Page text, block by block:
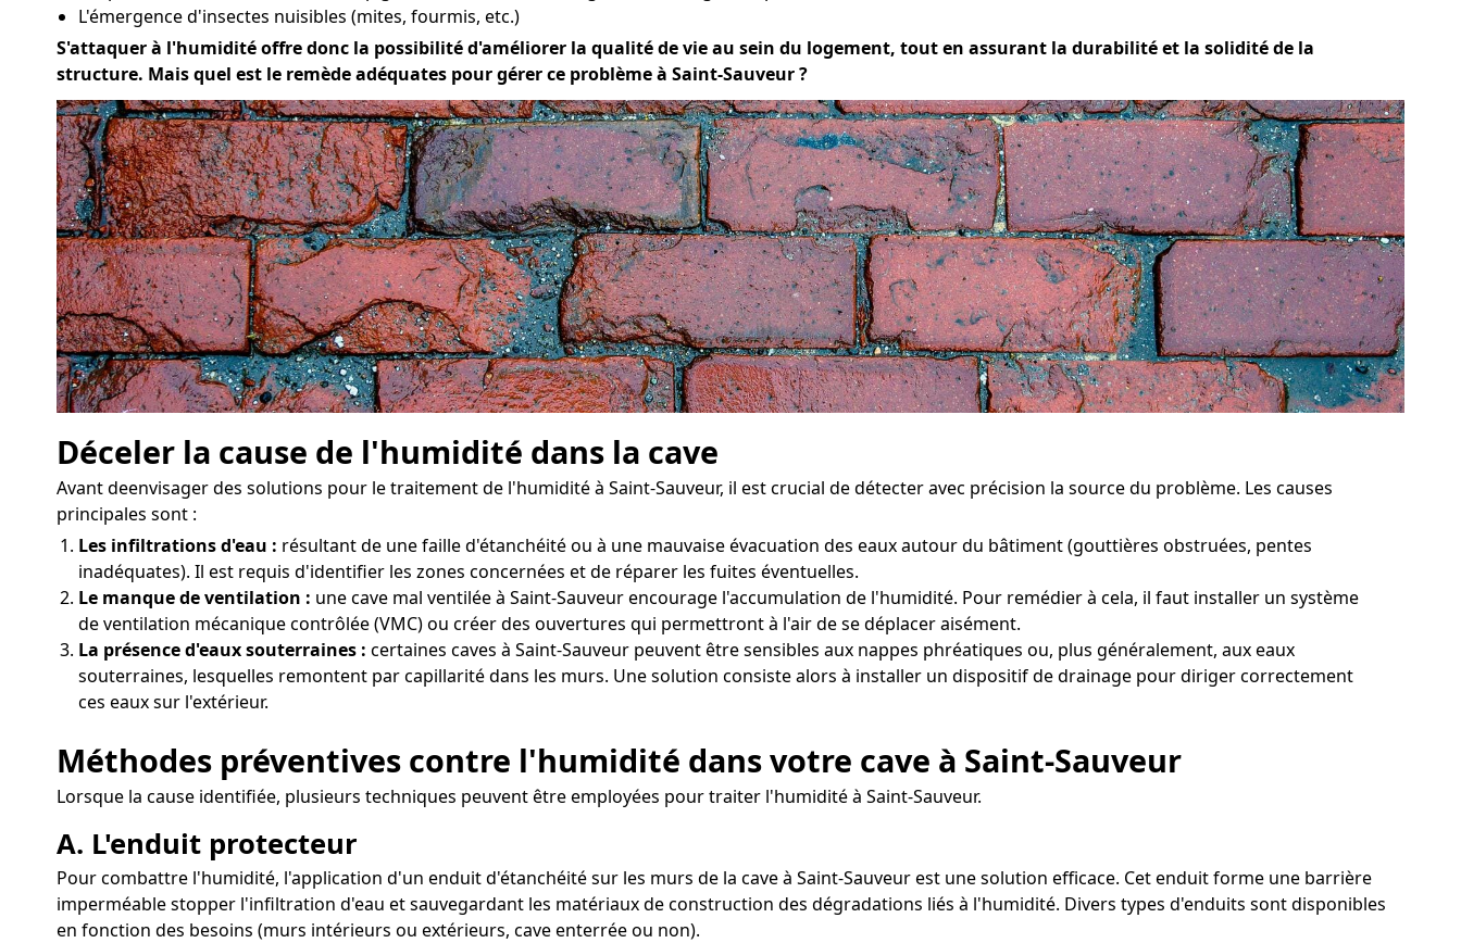
L'émergence d'insectes nuisibles (mites, fourmis, etc.)
S'attaquer à l'humidité offre donc la possibilité d'améliorer la qualité de vie au sein du logement, tout en assurant la durabilité et la solidité de la
structure. Mais quel est le remède adéquates pour gérer ce problème à Saint-Sauveur ?
Déceler la cause de l'humidité dans la cave
Avant deenvisager des solutions pour le traitement de l'humidité à Saint-Sauveur, il est crucial de détecter avec précision la source du problème. Les causes
principales sont :
Les infiltrations d'eau : résultant de une faille d'étanchéité ou à une mauvaise évacuation des eaux autour du bâtiment (gouttières obstruées, pentes
inadéquates). Il est requis d'identifier les zones concernées et de réparer les fuites éventuelles.
Le manque de ventilation : une cave mal ventilée à Saint-Sauveur encourage l'accumulation de l'humidité. Pour remédier à cela, il faut installer un système
de ventilation mécanique contrôlée (VMC) ou créer des ouvertures qui permettront à l'air de se déplacer aisément.
La présence d'eaux souterraines : certaines caves à Saint-Sauveur peuvent être sensibles aux nappes phréatiques ou, plus généralement, aux eaux
souterraines, lesquelles remontent par capillarité dans les murs. Une solution consiste alors à installer un dispositif de drainage pour diriger correctement
ces eaux sur l'extérieur.
Méthodes préventives contre l'humidité dans votre cave à Saint-Sauveur
Lorsque la cause identifiée, plusieurs techniques peuvent être employées pour traiter l'humidité à Saint-Sauveur.
A. L'enduit protecteur
Pour combattre l'humidité, l'application d'un enduit d'étanchéité sur les murs de la cave à Saint-Sauveur est une solution efficace. Cet enduit forme une barrière
imperméable stopper l'infiltration d'eau et sauvegardant les matériaux de construction des dégradations liés à l'humidité. Divers types d'enduits sont disponibles
en fonction des besoins (murs intérieurs ou extérieurs, cave enterrée ou non).